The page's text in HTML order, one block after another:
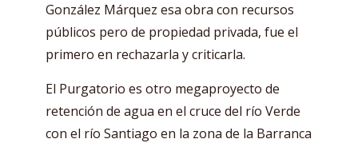
González Márquez esa obra con recursos
públicos pero de propiedad privada, fue el
primero en rechazarla y criticarla.
El Purgatorio es otro megaproyecto de
retención de agua en el cruce del río Verde
con el río Santiago en la zona de la Barranca